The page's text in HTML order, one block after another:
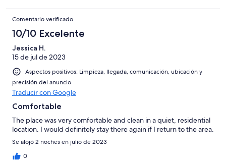
Comentario verificado
10/10 Excelente
Jessica H.
15 de jul de 2023
Aspectos positivos: Limpieza, llegada, comunicación, ubicación y
precisión del anuncio
Traducir con Google
Comfortable
The place was very comfortable and clean in a quiet, residential
location. I would definitely stay there again if I return to the area.
Se alojó 2 noches en julio de 2023
0